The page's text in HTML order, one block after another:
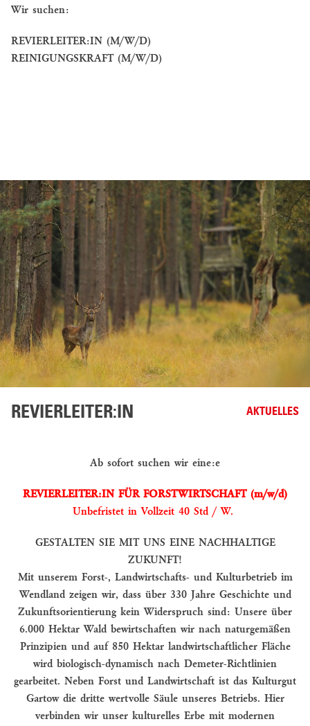
-
BRAUHAUS
TOURISMUS/FREIZEIT
PFINGSTFESTIVAL
SCHLOSS
GARTOW
WEIHNACHTSMARKT
EVENTLOCATIONS
JAGD
ANGELN
HOFLADEN
GRÜNLAND
MAHDVERFAHREN
AKTUELLES
STELLENANGEBOTE
HISTORIE
SCHLOSSFÜHRUNGEN
Wir suchen:
REVIERLEITER:IN (M/W/D)
REINIGUNGSKRAFT (M/W/D)
AKTUELLES
REVIERLEITER:IN
Ab sofort suchen wir eine:e
REVIERLEITER:IN FÜR FORSTWIRTSCHAFT (m/w/d)
Unbefristet in Vollzeit 40 Std / W.
GESTALTEN SIE MIT UNS EINE NACHHALTIGE
ZUKUNFT!
Mit unserem Forst-, Landwirtschafts- und Kulturbetrieb im
Wendland zeigen wir, dass über 330 Jahre Geschichte und
Zukunftsorientierung kein Widerspruch sind: Unsere über
6.000 Hektar Wald bewirtschaften wir nach naturgemäßen
Prinzipien und auf 850 Hektar landwirtschaftlicher Fläche
wird biologisch-dynamisch nach Demeter-Richtlinien
gearbeitet. Neben Forst und Landwirtschaft ist das Kulturgut
Gartow die dritte wertvolle Säule unseres Betriebs. Hier
verbinden wir unser kulturelles Erbe mit modernen